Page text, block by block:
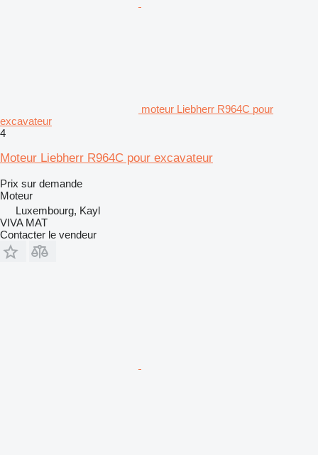
moteur Liebherr R964C pour
excavateur
4
Moteur Liebherr R964C pour excavateur
Prix sur demande
Moteur
Luxembourg, Kayl
VIVA MAT
Contacter le vendeur